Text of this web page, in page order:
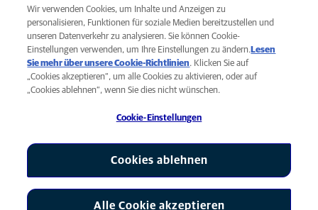
NOTDIENSTE
Finden Sie hier Standorte mit Notfall-Service. Weil Ihr Tier die beste
Versorgung verdient.
Privacy
Legal
Global Human Rights
AniCura ist eine Tochtergesellschaft von Mars, Inc © 2026
Cookie-Einstellungen
Wir verwenden Cookies, um Inhalte und Anzeigen zu
personalisieren, Funktionen für soziale Medien bereitzustellen und
unseren Datenverkehr zu analysieren. Sie können Cookie-
Einstellungen verwenden, um Ihre Einstellungen zu ändern. Lesen
Sie mehr über unsere Cookie-Richtlinien(opens in a new tab)
. Klicken Sie auf
„Cookies akzeptieren“, um alle Cookies zu aktivieren, oder auf
„Cookies ablehnen“, wenn Sie dies nicht wünschen.
Cookie-Einstellungen
Cookies ablehnen
Alle Cookie akzeptieren